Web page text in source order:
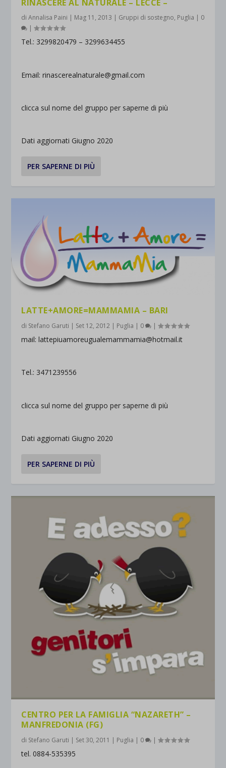
RINASCERE AL NATURALE – LECCE –
diAnnalisa Paini | Mag 11, 2013 | Gruppi di sostegno, Puglia | 0
|
Tel.: 3299820479 – 3299634455
Email: rinascerealnaturale@gmail.com
clicca sul nome del gruppo per saperne di più
Dati aggiornati Giugno 2020
PER SAPERNE DI PIÙ
LATTE+AMORE=MAMMAMIA – BARI
di Stefano Garuti | Set 12, 2012 | Puglia | 0 |
mail: lattepiuamoreugualemammamia@hotmail.it
Tel.: 3471239556
clicca sul nome del gruppo per saperne di più
Dati aggiornati Giugno 2020
PER SAPERNE DI PIÙ
CENTRO PER LA FAMIGLIA “NAZARETH” –
MANFREDONIA (FG)
di Stefano Garuti | Set 30, 2011 | Puglia | 0 |
tel. 0884-535395
jetpackState[message]
rientrano nelle altre categorie specifiche o che non sono stati
esplicitamente categorizzati.
wpc*